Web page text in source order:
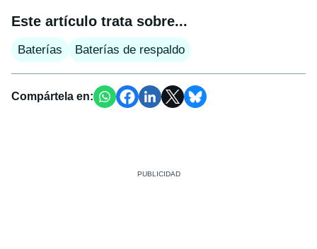
Este artículo trata sobre...
Baterías Baterías de respaldo
Compártela en: